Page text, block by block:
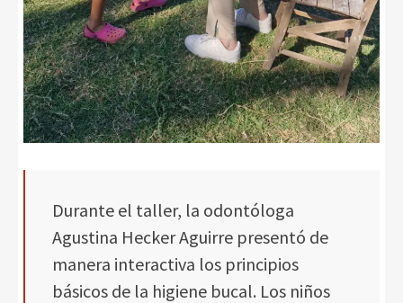
Durante el taller, la odontóloga
Agustina Hecker Aguirre presentó de
manera interactiva los principios
básicos de la higiene bucal. Los niños